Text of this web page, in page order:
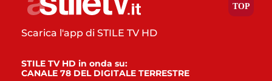
Scarica l'app di STILE TV HD
STILE TV HD in onda su:
CANALE 78 DEL DIGITALE TERRESTRE